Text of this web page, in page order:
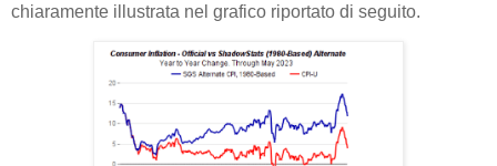
chiaramente illustrata nel grafico riportato di seguito.